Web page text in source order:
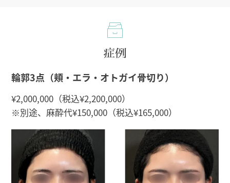
症例
輪郭3点（頬・エラ・オトガイ骨切り）
¥2,000,000（税込¥2,200,000）
※別途、麻酔代¥150,000（税込¥165,000）